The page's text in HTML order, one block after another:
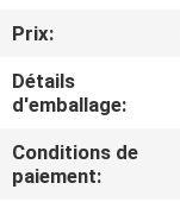
CONTRÔLE
DE
LA
QUALITÉ
Prix:
Détails
d'emballage:
Conditions de
paiement: